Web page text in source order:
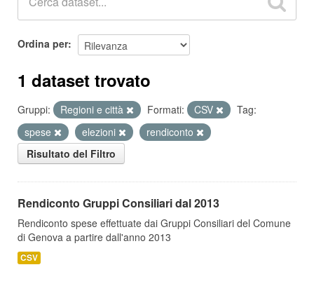
Ordina per
1 dataset trovato
Gruppi: Regioni e città Formati: CSV
Tag:
spese
elezioni
rendiconto
Risultato del Filtro
Rendiconto Gruppi Consiliari dal 2013
Rendiconto spese effettuate dai Gruppi Consiliari del Comune
di Genova a partire dall'anno 2013
CSV